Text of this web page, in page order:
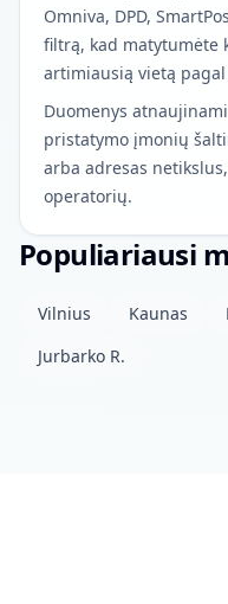
Omniva, DPD,
filtrą, kad matytumėte
artimiausią vietą
Duomenys
pristatymo įmonių
arba adresas
operatorių.
Populiariausi
Vilnius Kaunas
Jurbarko R.